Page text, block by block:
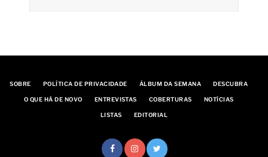
SOBRE POLÍTICA DE PRIVACIDADE ÁLBUM DA SEMANA DESCUBRA
O QUE HÁ DE NOVO ENTREVISTAS COBERTURAS NOTÍCIAS
LISTAS EDITORIAL